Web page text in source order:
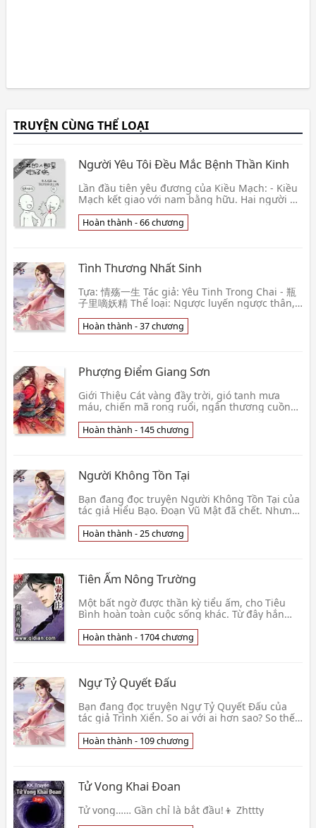
TRUYỆN CÙNG THỂ LOẠI
Người Yêu Tôi Đều Mắc Bệnh Thần Kinh
Lần đầu tiên yêu đương của Kiều Mạch: - Kiều
Mạch kết giao với nam bằng hữu. Hai người ở
mình bị👦 Hữu Nhân Vô Phẩm
Hoàn thành - 66 chương
Tình Thương Nhất Sinh
Tựa: 情殇一生 Tác giả: Yêu Tinh Trong Chai - 瓶
子里嘀妖精 Thể loại: Ngược luyến ngược thân,
nam trang, bi kị👦 Yêu Tinh Trong Chai
Hoàn thành - 37 chương
Phượng Điểm Giang Sơn
Giới Thiệu Cát vàng đầy trời, gió tanh mưa
máu, chiến mã rong ruổi, ngân thương cuồng
Tuyết Hồn tướn👦 Ngư Nghiệt
Hoàn thành - 145 chương
Người Không Tồn Tại
Bạn đang đọc truyện Người Không Tồn Tại của
tác giả Hiểu Bạo. Đoạn Vũ Mật đã chết. Nhưng
trở 👦 Hiểu Bạo
Hoàn thành - 25 chương
Tiên Ấm Nông Trường
Một bất ngờ được thần kỳ tiểu ấm, cho Tiêu
Bình hoàn toàn cuộc sống khác. Từ đây hắn
làm nh👦 Cuồng Bôn Hải Mã
Hoàn thành - 1704 chương
Ngự Tỷ Quyết Đấu
Bạn đang đọc truyện Ngự Tỷ Quyết Đấu của
tác giả Trình Xiển. So ai với ai hơn sao? So thế
Nếu n👦 Trình Xiển
Hoàn thành - 109 chương
Tử Vong Khai Đoan
Tử vong…… Gần chỉ là bắt đầu!👦 Zhttty